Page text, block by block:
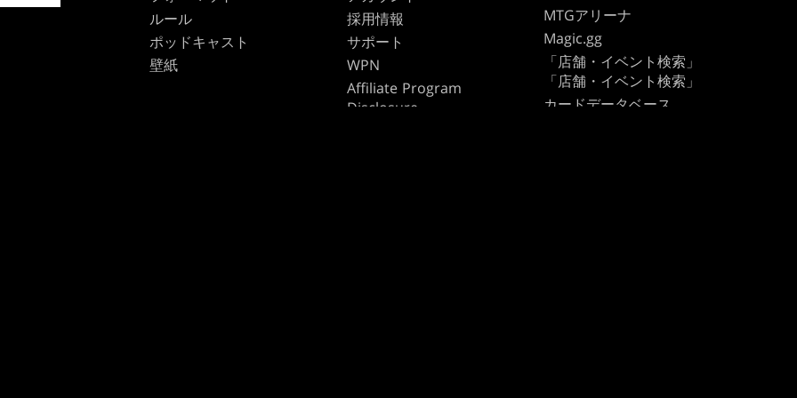
ルール
ポッドキャスト
壁紙
採用情報
サポート
WPN
Affiliate Program
Disclosure
MTGアリーナ
Magic.gg
「店舗・イベント検索」
「店舗・イベント検索」
カードデータベース